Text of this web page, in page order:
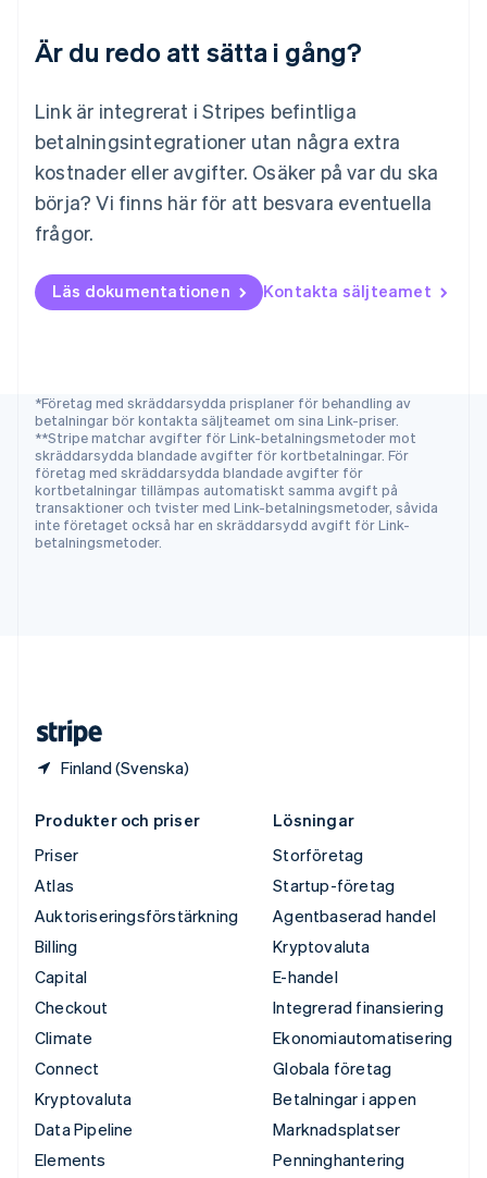
Är du redo att sätta i gång?
Link är integrerat i Stripes befintliga
betalningsintegrationer utan några extra
kostnader eller avgifter. Osäker på var du ska
börja? Vi finns här för att besvara eventuella
frågor.
Läs dokumentationen Kontakta säljteamet
*Företag med skräddarsydda prisplaner för behandling av
betalningar bör kontakta säljteamet om sina Link-priser.
**Stripe matchar avgifter för Link-betalningsmetoder mot
skräddarsydda blandade avgifter för kortbetalningar. För
företag med skräddarsydda blandade avgifter för
kortbetalningar tillämpas automatiskt samma avgift på
transaktioner och tvister med Link-betalningsmetoder, såvida
inte företaget också har en skräddarsydd avgift för Link-
betalningsmetoder.
Finland (Svenska)
English
Rumänien
English
Schweiz
Deutsch Français Italiano English
Singapore
English
Slovakien
English
Slovenien
English
Sverige
SvenskaEnglish
Thailand
ไทยEnglish
Tjeckien
English
Produkter och priser
Priser
Atlas
Auktoriseringsförstärkning
Billing
Capital
Checkout
Climate
Connect
Kryptovaluta
Data Pipeline
Elements
Lösningar
Storföretag
Startup-företag
Agentbaserad handel
Kryptovaluta
E-handel
Integrerad finansiering
Ekonomiautomatisering
Globala företag
Betalningar i appen
Marknadsplatser
Penninghantering